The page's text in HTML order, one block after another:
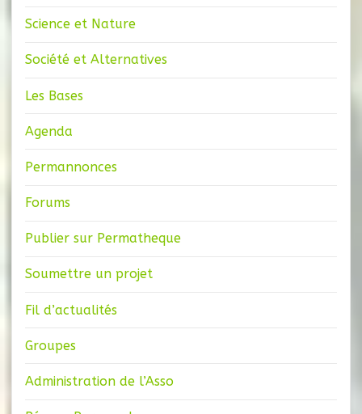
Science et Nature
Société et Alternatives
Les Bases
Agenda
Permannonces
Forums
Publier sur Permatheque
Soumettre un projet
Fil d’actualités
Groupes
Administration de l’Asso